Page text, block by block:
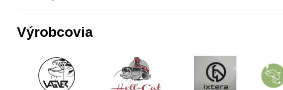
Výrobcovia